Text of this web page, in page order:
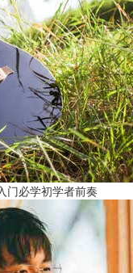
门必学初学者前奏